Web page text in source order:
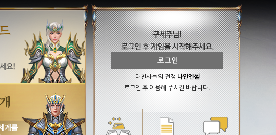
대천사들의 전쟁 나인엔젤
로그인 후 이용해 주시길 바랍니다.